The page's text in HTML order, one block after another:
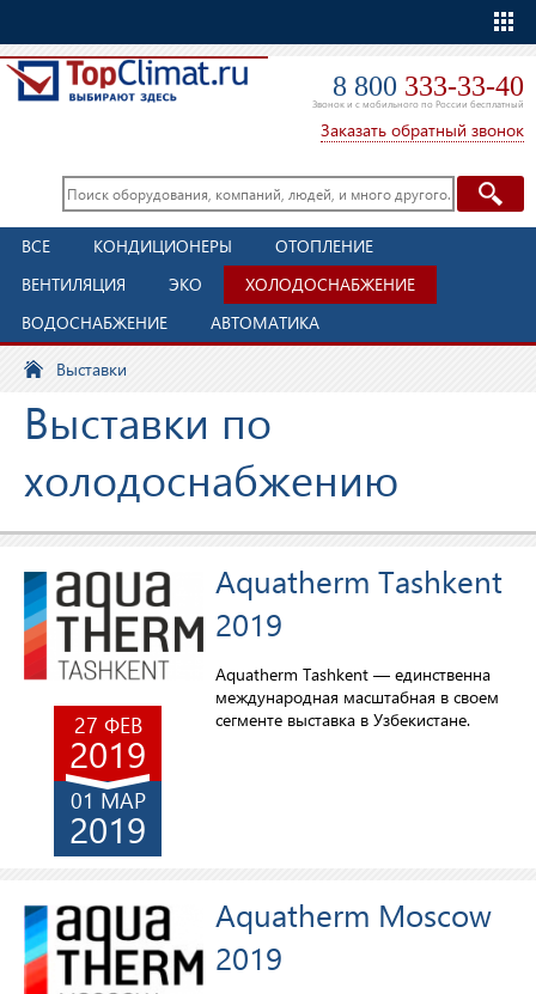
8 800 333-33-40
Звонок и с мобильного по России бесплатный
Заказать обратный звонок
ВСЕ КОНДИЦИОНЕРЫ
ОТОПЛЕНИЕ
ВЕНТИЛЯЦИЯ
ЭКО
ХОЛОДОСНАБЖЕНИЕ
ВОДОСНАБЖЕНИЕ
АВТОМАТИКА
Выставки
Выставки по
холодоснабжению
27 ФЕВ
2019
01 МАР
2019
Aquatherm Tashkent
2019
Aquatherm Tashkent — единственна
международная масштабная в своем
сегменте выставка в Узбекистане.
Aquatherm Moscow
2019